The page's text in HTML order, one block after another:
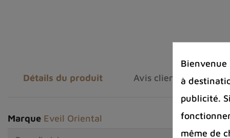
Détails du produit
Marque Eveil Oriental
Avis clients
Bienvenue
à
publicité.
même de